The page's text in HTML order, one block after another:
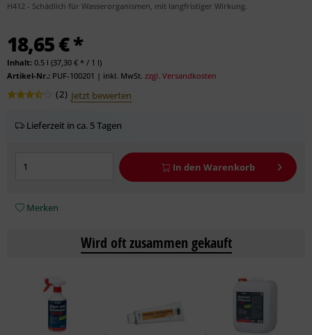
H412 - Schädlich für Wasserorganismen, mit langfristiger Wirkung.
18,65 € *
Inhalt: 0.5 l (37,30 € * / 1 l)
Artikel-Nr.: PUF-100201 | inkl. MwSt. zzgl. Versandkosten
(2) Jetzt bewerten
Lieferzeit in ca. 5 Tagen
In den Warenkorb
Merken
Wird oft zusammen gekauft